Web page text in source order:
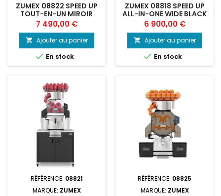
ZUMEX 08822 SPEED UP
TOUT-EN-UN MIROIR
ÉTROIT CENT
Prix
7 490,00 €
 Ajouter au panier
 En stock
ZUMEX 08818 SPEED UP
ALL-IN-ONE WIDE BLACK
CENTRIF
Prix
6 900,00 €
 Ajouter au panier
 En stock
RÉFÉRENCE: 08821
MARQUE: ZUMEX
RÉFÉRENCE: 08825
MARQUE: ZUMEX